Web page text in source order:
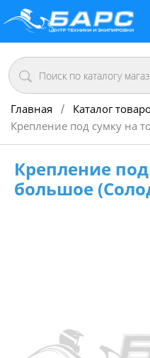
Главная / Каталог
Крепление под сумку на
Крепление
большое